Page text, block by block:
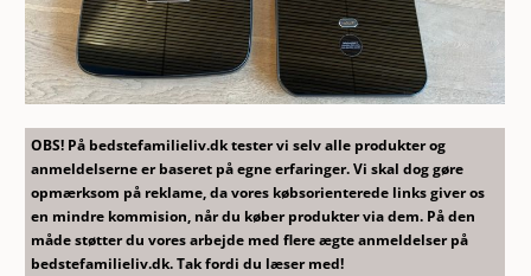
OBS! På bedstefamilieliv.dk tester vi selv alle produkter og
anmeldelserne er baseret på egne erfaringer. Vi skal dog gøre
opmærksom på reklame, da vores købsorienterede links giver os
en mindre kommision, når du køber produkter via dem. På den
måde støtter du vores arbejde med flere ægte anmeldelser på
bedstefamilieliv.dk. Tak fordi du læser med!